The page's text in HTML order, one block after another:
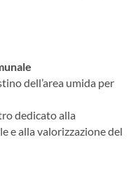
dell’area umida per
dedicato alla
e alla valorizzazione del